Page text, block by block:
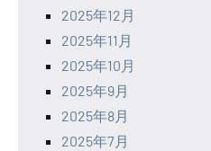
2025年12月
2025年11月
2025年10月
2025年9月
2025年8月
2025年7月